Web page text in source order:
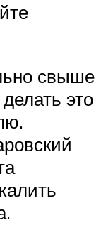
свыше
это